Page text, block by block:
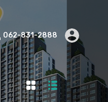
062-831-2888